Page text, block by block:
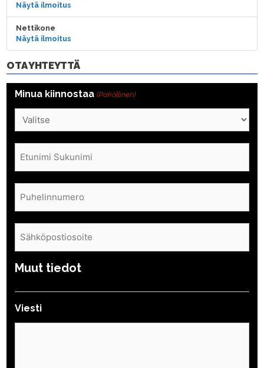
Näytä ilmoitus
Nettikone
Näytä ilmoitus
OTA YHTEYTTÄ
Minua kiinnostaa (Pakollinen)
Nimi
(Pakollinen)
Puhelin
(Pakollinen)
Sähköposti
(Pakollinen)
Muut tiedot
Viesti